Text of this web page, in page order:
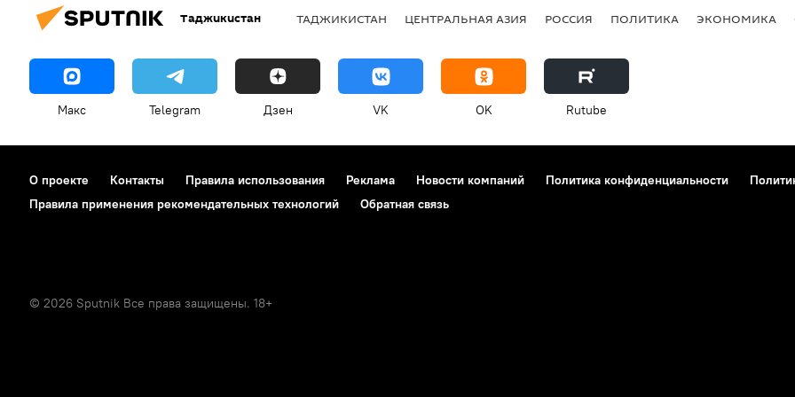
Таджикистан ТАДЖИКИСТАН ЦЕНТРАЛЬНАЯ АЗИЯ РОССИЯ ПОЛИТИКА ЭКОНОМИКА
Макс Telegram Дзен VK OK Rutube
О проекте Контакты Правила использования Реклама Новости компаний Политика конфиденциальности
Правила применения рекомендательных технологий
Обратная связь
© 2026 Sputnik Все права защищены. 18+